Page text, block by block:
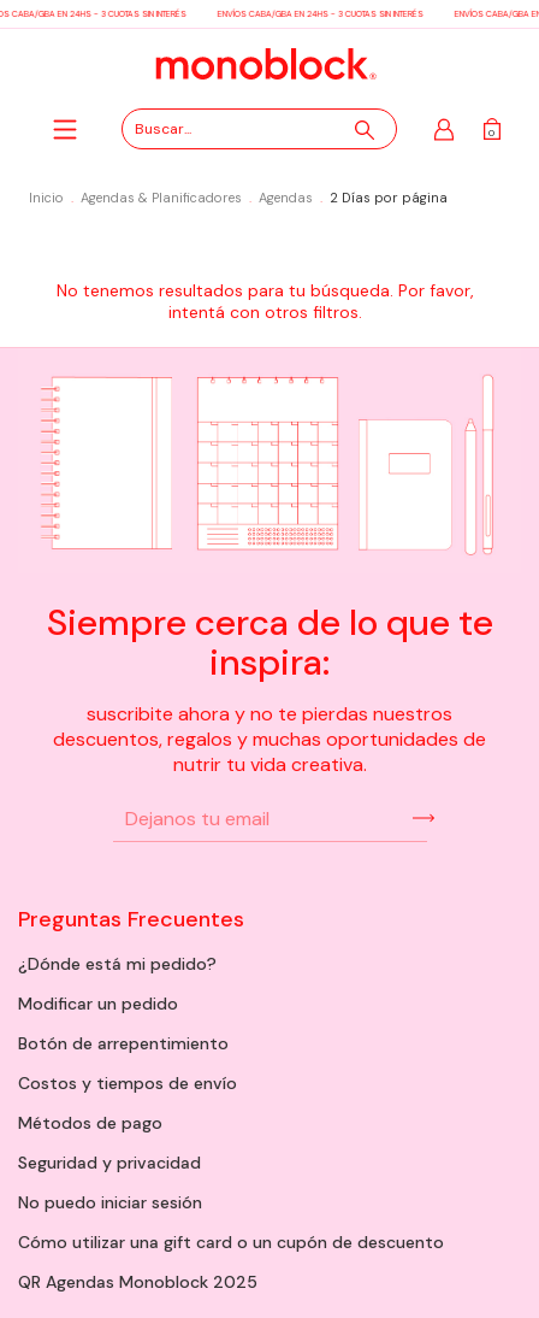
CABA/GBA EN 24HS - 3 CUOTAS SIN INTERÉS ENVÍOS CABA/GBA EN 24HS - 3 CUOTAS SIN INTERÉS ENVÍOS CABA/GBA
0
Inicio . Agendas & Planificadores . Agendas . 2 Días por página
No tenemos resultados para tu búsqueda. Por favor,
intentá con otros filtros.
Siempre cerca de lo que te
inspira:
suscribite ahora y no te pierdas nuestros
descuentos, regalos y muchas oportunidades de
nutrir tu vida creativa.
Preguntas Frecuentes
¿Dónde está mi pedido?
Modificar un pedido
Botón de arrepentimiento
Costos y tiempos de envío
Métodos de pago
Seguridad y privacidad
No puedo iniciar sesión
Cómo utilizar una gift card o un cupón de descuento
QR Agendas Monoblock 2025